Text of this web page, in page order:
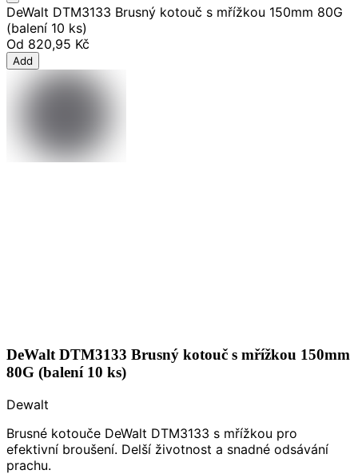
DeWalt DTM3133 Brusný kotouč s mřížkou 150mm 80G
(balení 10 ks)
Od 820,95 Kč
Add
DeWalt DTM3133 Brusný kotouč s mřížkou 150mm
80G (balení 10 ks)
Dewalt
Brusné kotouče DeWalt DTM3133 s mřížkou pro
efektivní broušení. Delší životnost a snadné odsávání
prachu.